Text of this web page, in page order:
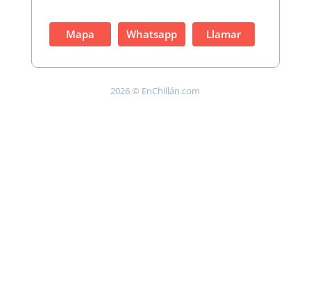
Mapa Whatsapp Llamar
2026 © EnChillán.com